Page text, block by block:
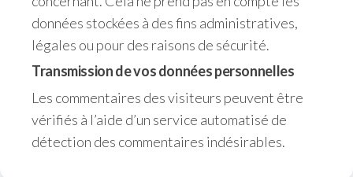
données stockées à des fins administratives,
légales ou pour des raisons de sécurité.
Transmission de vos données personnelles
Les commentaires des visiteurs peuvent être
vérifiés à l’aide d’un service automatisé de
détection des commentaires indésirables.